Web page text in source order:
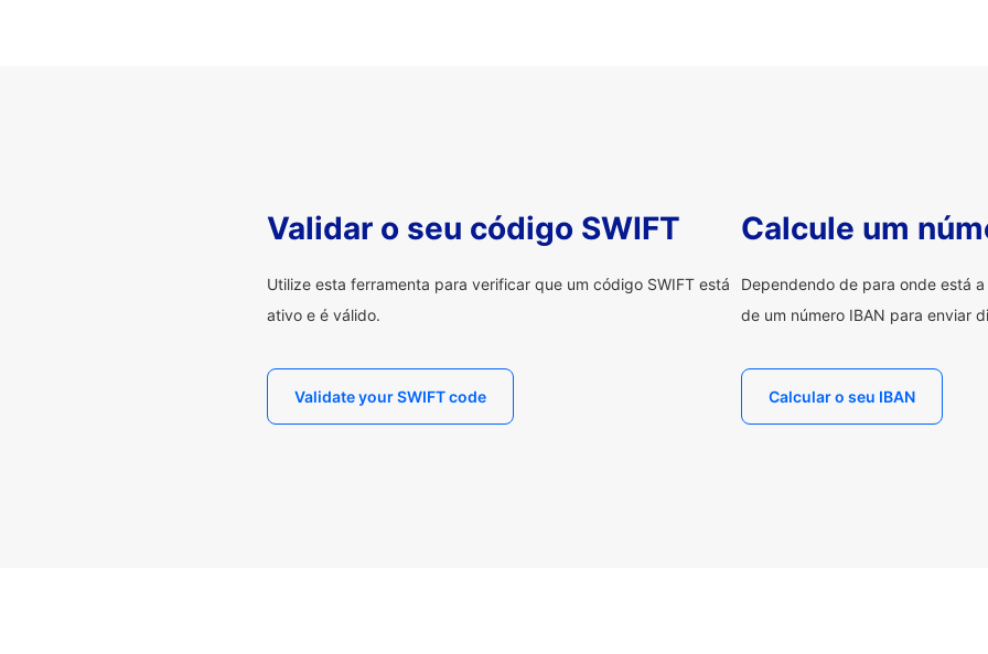
Validar o seu código SWIFT
Utilize esta ferramenta para verificar que um código SWIFT está
ativo e é válido.
Validate your SWIFT code
Calcule um
Dependendo de para onde está
de um número IBAN para enviar
Calcular o seu IBAN